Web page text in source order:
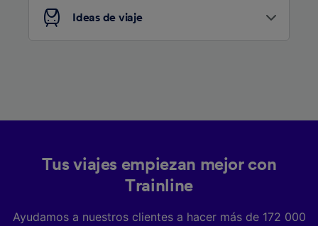
Ideas de viaje
Tus viajes empiezan mejor con
Trainline
Ayudamos a nuestros clientes a hacer más de 172 000